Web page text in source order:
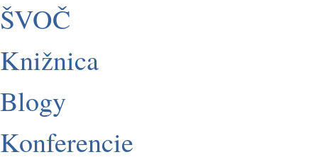
ŠVOČ
Knižnica
Blogy
Konferencie